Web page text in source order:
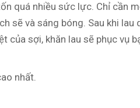
quá nhiều sức lực. Chỉ cần
sẽ và sáng bóng. Sau khi lau
của sợi, khăn lau sẽ phục vụ
nhất.